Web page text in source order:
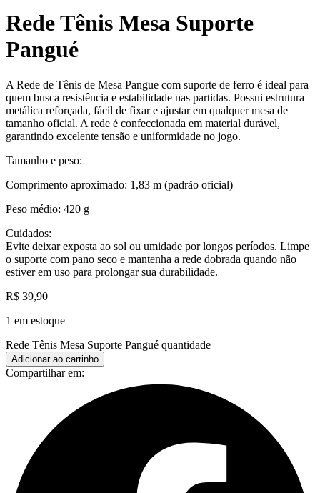
Rede Tênis Mesa Suporte
Pangué
A Rede de Tênis de Mesa Pangue com suporte de ferro é ideal para
quem busca resistência e estabilidade nas partidas. Possui estrutura
metálica reforçada, fácil de fixar e ajustar em qualquer mesa de
tamanho oficial. A rede é confeccionada em material durável,
garantindo excelente tensão e uniformidade no jogo.
Tamanho e peso:
Comprimento aproximado: 1,83 m (padrão oficial)
Peso médio: 420 g
Cuidados:
Evite deixar exposta ao sol ou umidade por longos períodos. Limpe
o suporte com pano seco e mantenha a rede dobrada quando não
estiver em uso para prolongar sua durabilidade.
R$ 39,90
1 em estoque
Rede Tênis Mesa Suporte Pangué quantidade
Adicionar ao carrinho
Compartilhar em: